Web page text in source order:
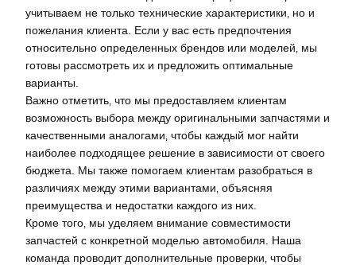
учитываем не только технические характеристики‚ но и
пожелания клиента. Если у вас есть предпочтения
относительно определенных брендов или моделей‚ мы
готовы рассмотреть их и предложить оптимальные
варианты.
Важно отметить‚ что мы предоставляем клиентам
возможность выбора между оригинальными запчастями и
качественными аналогами‚ чтобы каждый мог найти
наиболее подходящее решение в зависимости от своего
бюджета. Мы также помогаем клиентам разобраться в
различиях между этими вариантами‚ объясняя
преимущества и недостатки каждого из них.
Кроме того‚ мы уделяем внимание совместимости
запчастей с конкретной моделью автомобиля. Наша
команда проводит дополнительные проверки‚ чтобы